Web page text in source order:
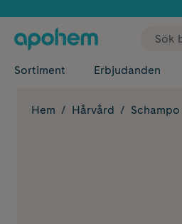
Sortiment Erbjudanden
Hem Hårvård Schampo